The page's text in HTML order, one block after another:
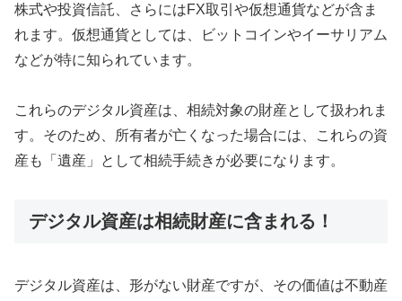
株式や投資信託、さらにはFX取引や仮想通貨などが含ま
れます。仮想通貨としては、ビットコインやイーサリアム
などが特に知られています。
これらのデジタル資産は、相続対象の財産として扱われま
す。そのため、所有者が亡くなった場合には、これらの資
産も「遺産」として相続手続きが必要になります。
デジタル資産は相続財産に含まれる！
デジタル資産は、形がない財産ですが、その価値は不動産